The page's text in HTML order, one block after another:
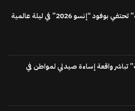
بوفود “إنسو 2026” في ليلة عالمية
تباشر واقعة إساءة صيدلي لمواطن في